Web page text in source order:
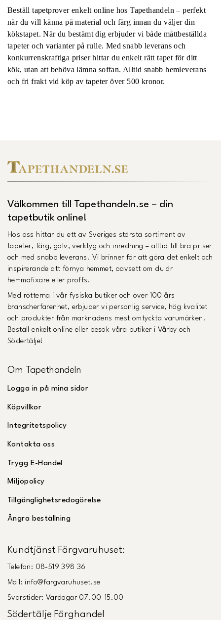
Beställ tapetprover enkelt online hos Tapethandeln – perfekt
när du vill känna på material och färg innan du väljer din
kökstapet. När du bestämt dig erbjuder vi både måttbeställda
tapeter och varianter på rulle. Med snabb leverans och
konkurrenskraftiga priser hittar du enkelt rätt tapet för ditt
kök, utan att behöva lämna soffan. Alltid snabb hemleverans
och fri frakt vid köp av tapeter över 500 kronor.
Välkommen till Tapethandeln.se – din
tapetbutik online!
Hos oss hittar du ett av Sveriges största sortiment av
tapeter, färg, golv, verktyg och inredning – alltid till bra priser
och med snabb leverans. Vi brinner för att göra det enkelt och
inspirerande att förnya hemmet, oavsett om du är
hemmafixare eller proffs.
Med rötterna i vår fysiska butiker och över 100 års
branscherfarenhet, erbjuder vi personlig service, hög kvalitet
och produkter från marknadens mest omtyckta varumärken.
Beställ enkelt online eller besök våra butiker i Vårby och
Södertälje!
Om Tapethandeln
Logga in på mina sidor
Köpvillkor
Integritetspolicy
Kontakta oss
Trygg E-Handel
Miljöpolicy
Tillgänglighetsredogörelse
Ångra beställning
Kundtjänst Färgvaruhuset:
Telefon: 08-519 398 36
Mail: info@fargvaruhuset.se
Svarstider: Vardagar 07.00-15.00
Södertälje Färghandel